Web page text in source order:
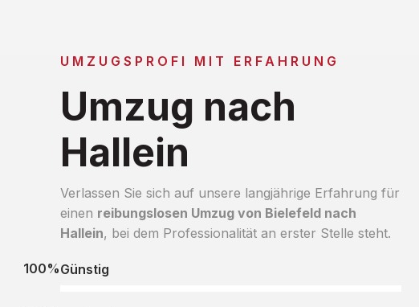
UMZUGSPROFI MIT ERFAHRUNG
Umzug nach
Hallein
Verlassen Sie sich auf unsere langjährige Erfahrung für
einen reibungslosen Umzug von Bielefeld nach
Hallein, bei dem Professionalität an erster Stelle steht.
Günstig
100%